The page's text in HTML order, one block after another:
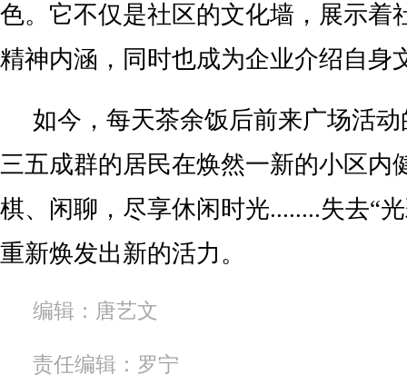
色。它不仅是社区的文化墙，展示着
精神内涵，同时也成为企业介绍自身
如今，每天茶余饭后前来广场活
三五成群的居民在焕然一新的小区内
棋、闲聊，尽享休闲时光........失去“
重新焕发出新的活力。
编辑：唐艺文
责任编辑：罗宁